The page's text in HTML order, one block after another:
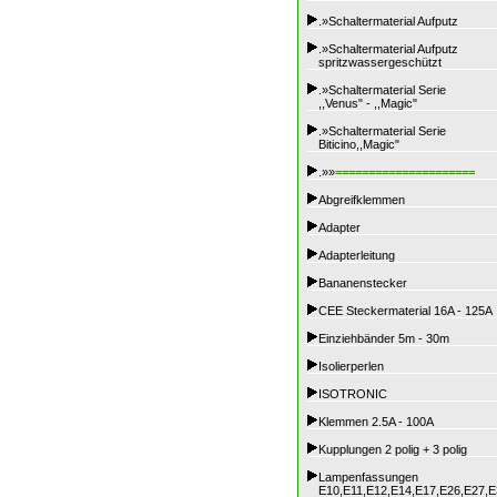
.»Schaltermaterial Aufputz
.»Schaltermaterial Aufputz
spritzwassergeschützt
.»Schaltermaterial Serie
,,Venus" - ,,Magic"
.»Schaltermaterial Serie
Biticino,,Magic"
.»»=====================
Abgreifklemmen
Adapter
Adapterleitung
Bananenstecker
CEE Steckermaterial 16A - 125A
Einziehbänder 5m - 30m
Isolierperlen
ISOTRONIC
Klemmen 2.5A - 100A
Kupplungen 2 polig + 3 polig
Lampenfassungen